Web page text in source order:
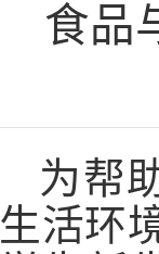
食品
为帮
生活环